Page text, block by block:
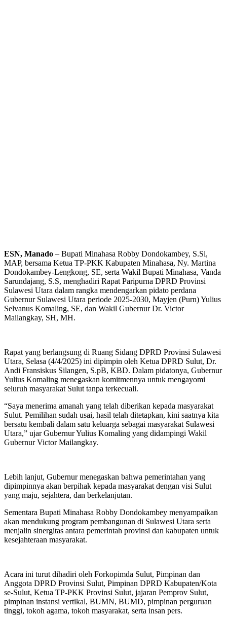
ESN, Manado – Bupati Minahasa Robby Dondokambey, S.Si,
MAP, bersama Ketua TP-PKK Kabupaten Minahasa, Ny. Martina
Dondokambey-Lengkong, SE, serta Wakil Bupati Minahasa, Vanda
Sarundajang, S.S, menghadiri Rapat Paripurna DPRD Provinsi
Sulawesi Utara dalam rangka mendengarkan pidato perdana
Gubernur Sulawesi Utara periode 2025-2030, Mayjen (Purn) Yulius
Selvanus Komaling, SE, dan Wakil Gubernur Dr. Victor
Mailangkay, SH, MH.
Rapat yang berlangsung di Ruang Sidang DPRD Provinsi Sulawesi
Utara, Selasa (4/4/2025) ini dipimpin oleh Ketua DPRD Sulut, Dr.
Andi Fransiskus Silangen, S.pB, KBD. Dalam pidatonya, Gubernur
Yulius Komaling menegaskan komitmennya untuk mengayomi
seluruh masyarakat Sulut tanpa terkecuali.
“Saya menerima amanah yang telah diberikan kepada masyarakat
Sulut. Pemilihan sudah usai, hasil telah ditetapkan, kini saatnya kita
bersatu kembali dalam satu keluarga sebagai masyarakat Sulawesi
Utara,” ujar Gubernur Yulius Komaling yang didampingi Wakil
Gubernur Victor Mailangkay.
Lebih lanjut, Gubernur menegaskan bahwa pemerintahan yang
dipimpinnya akan berpihak kepada masyarakat dengan visi Sulut
yang maju, sejahtera, dan berkelanjutan.
Sementara Bupati Minahasa Robby Dondokambey menyampaikan
akan mendukung program pembangunan di Sulawesi Utara serta
menjalin sinergitas antara pemerintah provinsi dan kabupaten untuk
kesejahteraan masyarakat.
Acara ini turut dihadiri oleh Forkopimda Sulut, Pimpinan dan
Anggota DPRD Provinsi Sulut, Pimpinan DPRD Kabupaten/Kota
se-Sulut, Ketua TP-PKK Provinsi Sulut, jajaran Pemprov Sulut,
pimpinan instansi vertikal, BUMN, BUMD, pimpinan perguruan
tinggi, tokoh agama, tokoh masyarakat, serta insan pers.